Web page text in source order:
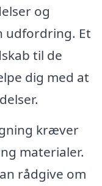
og
udfordring. Et
til de
dig med at
kræver
materialer.
rådgive om